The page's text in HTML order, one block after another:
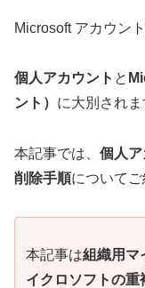
Microsoft アカウント
個人アカウント と
ント） に大別されま
本記事では、 個人
削除手順についてご
本記事は組織用マ
イクロソフトの重